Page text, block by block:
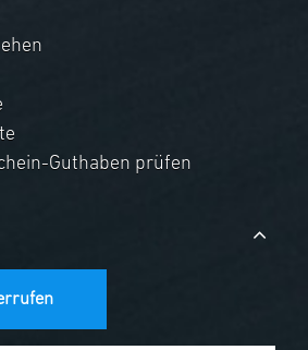
Guthaben prüfen